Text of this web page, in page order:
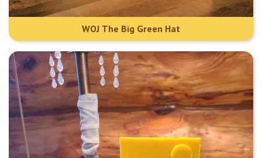
WOJ The Big Green Hat